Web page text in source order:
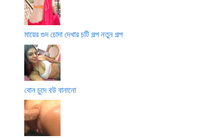
মায়ের গুদ চোদা দেখার চটি গল্প নতুন গল্প
বোন চুদে বউ বানানো